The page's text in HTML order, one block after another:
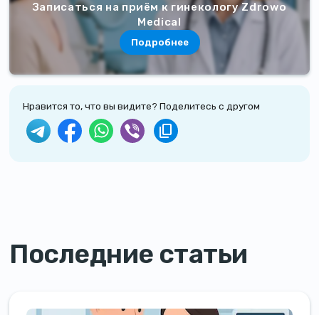
Записаться на приём к гинекологу Zdrowo
Medical
Подробнее
Нравится то, что вы видите? Поделитесь с другом
Последние статьи